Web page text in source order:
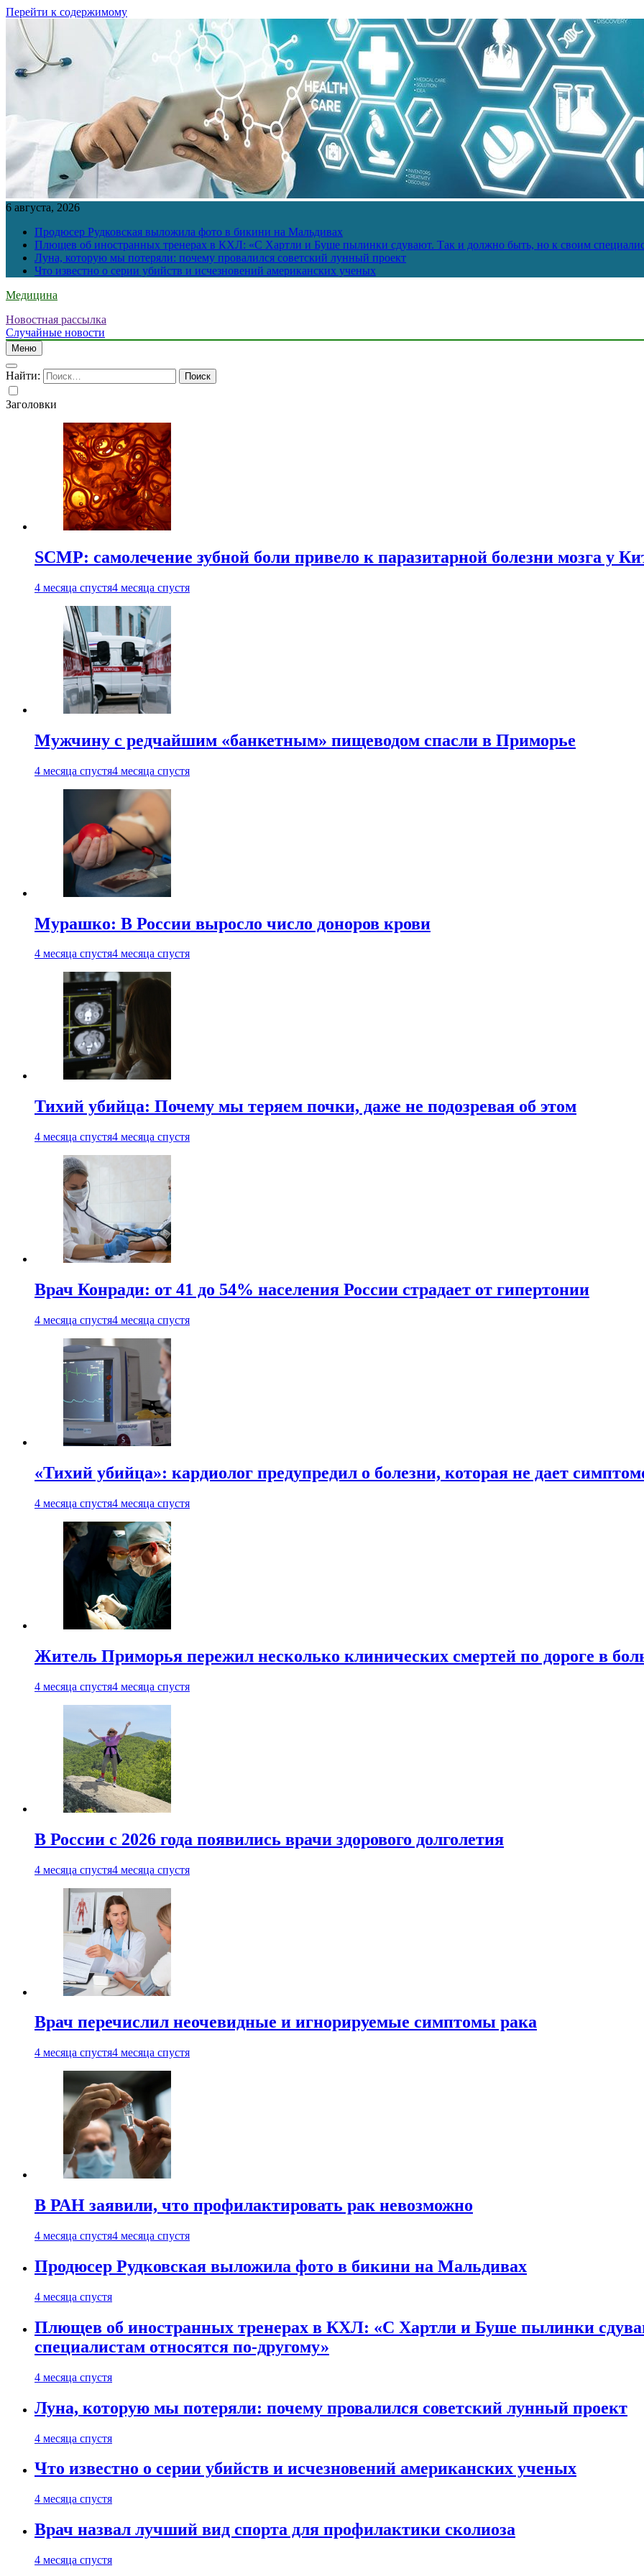
Перейти к содержимому
6 августа, 2026
Продюсер Рудковская выложила фото в бикини на Мальдивах
Плющев об иностранных тренерах в КХЛ: «С Хартли и Буше пылинки сдувают. Так и должно быть, но к своим
Луна, которую мы потеряли: почему провалился советский лунный проект
Что известно о серии убийств и исчезновений американских ученых
Медицина
Новостная рассылка
Случайные новости
Меню
Найти:
Заголовки
SCMP: самолечение зубной боли привело к паразитарной болезни мозга у
4 месяца спустя4 месяца спустя
Мужчину с редчайшим «банкетным» пищеводом спасли в Приморье
4 месяца спустя4 месяца спустя
Мурашко: В России выросло число доноров крови
4 месяца спустя4 месяца спустя
Тихий убийца: Почему мы теряем почки, даже не подозревая об этом
4 месяца спустя4 месяца спустя
Врач Конради: от 41 до 54% населения России страдает от гипертонии
4 месяца спустя4 месяца спустя
«Тихий убийца»: кардиолог предупредил о болезни, которая не дает
4 месяца спустя4 месяца спустя
Житель Приморья пережил несколько клинических смертей по дороге в
4 месяца спустя4 месяца спустя
В России с 2026 года появились врачи здорового долголетия
4 месяца спустя4 месяца спустя
Врач перечислил неочевидные и игнорируемые симптомы рака
4 месяца спустя4 месяца спустя
В РАН заявили, что профилактировать рак невозможно
4 месяца спустя4 месяца спустя
Продюсер Рудковская выложила фото в бикини на Мальдивах
4 месяца спустя
Плющев об иностранных тренерах в КХЛ: «С Хартли и Буше пылинки
специалистам относятся по-другому»
4 месяца спустя
Луна, которую мы потеряли: почему провалился советский лунный проект
4 месяца спустя
Что известно о серии убийств и исчезновений американских ученых
4 месяца спустя
Врач назвал лучший вид спорта для профилактики сколиоза
4 месяца спустя